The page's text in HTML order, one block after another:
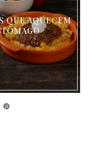
QUE AQUECEM